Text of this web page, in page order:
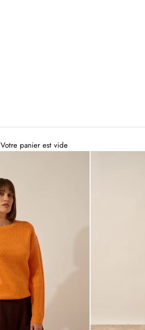
Votre panier est vide